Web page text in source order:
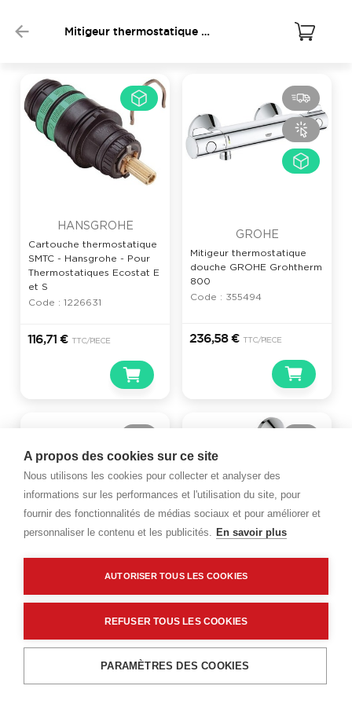
A propos des cookies sur ce site
Nous utilisons les cookies pour collecter et analyser des
informations sur les performances et l'utilisation du site, pour
fournir des fonctionnalités de médias sociaux et pour améliorer et
personnaliser le contenu et les publicités. En savoir plus
AUTORISER TOUS LES COOKIES
REFUSER TOUS LES COOKIES
PARAMÈTRES DES COOKIES
Mitigeur thermostatique douche
HANSGROHE
Cartouche thermostatique
SMTC - Hansgrohe - Pour
Thermostatiques Ecostat E
et S
Code : 1226631
116,71 € TTC/PIECE
GROHE
Mitigeur thermostatique
douche GROHE Grohtherm
800
Code : 355494
236,58 € TTC/PIECE
ROCA
/PIECE
thermostatique Okyris Pro
Code : 1391461
474,24 €TTC